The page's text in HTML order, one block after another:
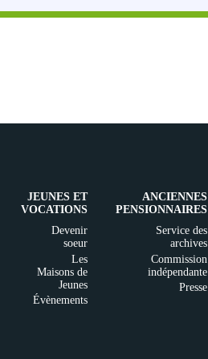
JEUNES ET
VOCATIONS
Devenir
soeur
Les
Maisons de
Jeunes
Évènements
ANCIENNES
PENSIONNAIRES
Service des
archives
Commission
indépendante
Presse